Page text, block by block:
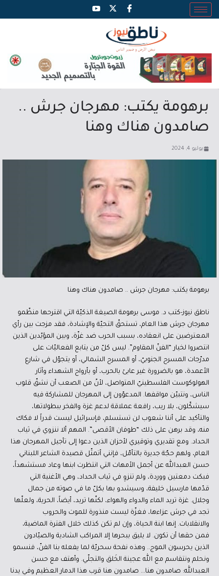
برهومة يكتب: مهرجان جرش ..
صامدون هناك وهنا
يوليو 4, 2024
برهومة يكتب: مهرجان جرش .. صامدون هناك وهنا
ناطق نيوز-كتب د. موسى برهومة الصيغة الذكيّة التي اقترحها منظّمو
مهرجان جرش هذا العام، تستحقّ التحيّة والإشادة، فقد مزجت بين رأي
المعترضين على انعقاده، بسبب الحرب ضد غزّة، وبين المؤيّدين الذين
انتصروا لخيار “الفنّ المقاوم”. ليس كلّ من يتابع الفعاليّات على
مدرّجات المسرح الجنوبيّ، أو المسرح الشمالي، أو يتجوّل في شارع
الأعمدة، هو بالضرورة غير عابئ بالحرب، أو بأرواح الشهداء وآثار
الهولوكوست الفلسطينيّ المتواصل، لأنّ من الصعب أن نشقّ قلوب
الناس، ونتبيّن مواقفها. المدعوّون إلى المهرجان للمشاركة فيه
سيشكّلون، بلا ريب، رافعة عملاقة لدعم غزة والفخر ببطولاتها،
والتأكيد على أننا شعوب لن تستسلم، فإسرائيل ليست قدراً لا فكاك
منه، وقد برهن على ذلك “طوفان الأقصى”. المهم ألا ننزوي في ثياب
الحداد. ومع تقديري وتوقيري لأحزان الذين دعوا إلى تأجيل المهرجان هذا
العام، ولهم حجّة جديرة بالتأمّل، فإنني أتمثّل قصيدة الشاعر اللبناني
حسن العبدالله عن أجمل الأمهات التي انتظرت ابنها وعاد مستشهداً،
فبكت دمعتين ووردة، ولم تنزوِ في ثياب الحداد، وهي الأغنية التي
قدّمها مارسيل خليفة، وسيشدو بها بكلّ ما في صوته من جمال
وجلال. غزة تريد الماء والدواء والهواء، لكنّها تريد، أيضاً، الحرية، ولعلّها
تجد في جرش عزاءها، فغزّة ليست منذورة للموت والحروب
والانقلابات. إنها ابنة الحياة، وإن لم تكن كذلك خلال الفترة الماضية،
فمن حقها أن تكون. لا يليق ببحرها إلا المراكب الشادية والصيّادون
الذين يحرسون الموج.. وهذه نفحة سحريّة لما يفعله بنا الفنّ، فنسمو
ونحلم ونتقاسم مع الله عجينة الخَلق والتجلّي. وأهتف مع حسن
العبدالله: صامدون هنا… صامدون هنا قرب هذا الدمار العظيم وفي يدنا